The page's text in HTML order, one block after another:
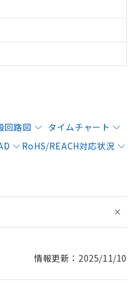
回路図
タイムチャート
RoHS/REACH対応状況
情報更新：2025/11/10